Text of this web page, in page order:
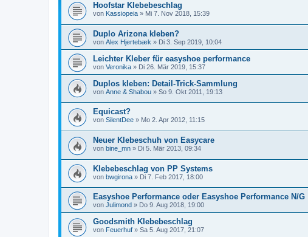
Hoofstar Klebebeschlag
von Kassiopeia » Mi 7. Nov 2018, 15:39
Duplo Arizona kleben?
von Alex Hjertebæk » Di 3. Sep 2019, 10:04
Leichter Kleber für easyshoe performance
von Veronika » Di 26. Mär 2019, 15:37
Duplos kleben: Detail-Trick-Sammlung
von Anne & Shabou » So 9. Okt 2011, 19:13
Equicast?
von SilentDee » Mo 2. Apr 2012, 11:15
Neuer Klebeschuh von Easycare
von bine_mn » Di 5. Mär 2013, 09:34
Klebebeschlag von PP Systems
von bwgirona » Di 7. Feb 2017, 18:00
Easyshoe Performance oder Easyshoe Performance N/G
von Julimond » Do 9. Aug 2018, 19:00
Goodsmith Klebebeschlag
von Feuerhuf » Sa 5. Aug 2017, 21:07